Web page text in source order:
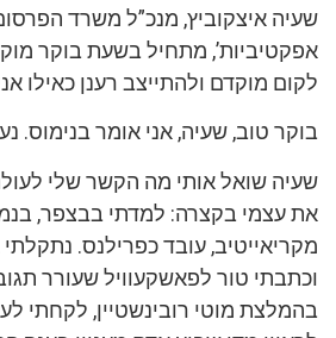
שעיה איצקוביץ, מנכ”ל משרד
אפקטיביות’, מתחיל בשעת בוקר
לקום מוקדם ולהתייצב רענן כאילו
בוקר טוב, שעיה, אני אומר בנימוס.
שעיה שואל אותי מה הקשר שלי
את עצמי בקצרה: למדתי בבצפר,
מקריאייטיב, עובד כפרילנס. נתקלתי
וכתבתי טור לפאשקעוויל שעורר
בהמלצת מוטי רובינשטיין, לקחתי